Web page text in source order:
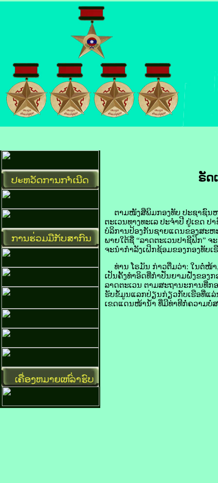
ຣັດ​
ຕາມ​ໜັງສືພິມ​ກອງທັບ​ ປະຊາຊົນ​ຫ
ຕະເວນທາງທະເລ ປະຈຳ​ປີ ຢູ່​ເຂດ​
ບໍລິການ​ປ້ອງ​ກັນ​ຊາຍ​ແດນ​ຂອງ​ສະຫ
ພາຍ​ໃຕ້​ຊື່ “ລາດຕະເວນ​ປາ​ຊີ​ຟິກ” ຈ
ຈະ​ນຳ​ກຳລັງ​ເຝິກຊ້ອມ​ຂອງ​ກອງທັບ​
ທ່ານ ໂຣ​ມັນ ກ່າວ​ຕື່ມ​ວ່າ: ໃນຕໍ່ໜ້
ເປັນ​ຄັ້ງ​ທຳ​ອິດທີ່​ກຳປັ່ນ​ຍາມ​ຝັ່ງ​ຂອງ​ກ
ລາດຕະເວນ ຕາມ​ສະຖານະ​ການ​ທີ່​
ຮັບ​ຂໍ້​ມູນແລກປ່ຽນ​ກ່ຽວ​ກັບ​ເຮືອ​ທີ່​ແລ່
ເຂດແດນໜ້ານໍ້າ ທີ່ມີ​ທ່າ​ທີ​ກໍ່​ຄວາມບໍ່